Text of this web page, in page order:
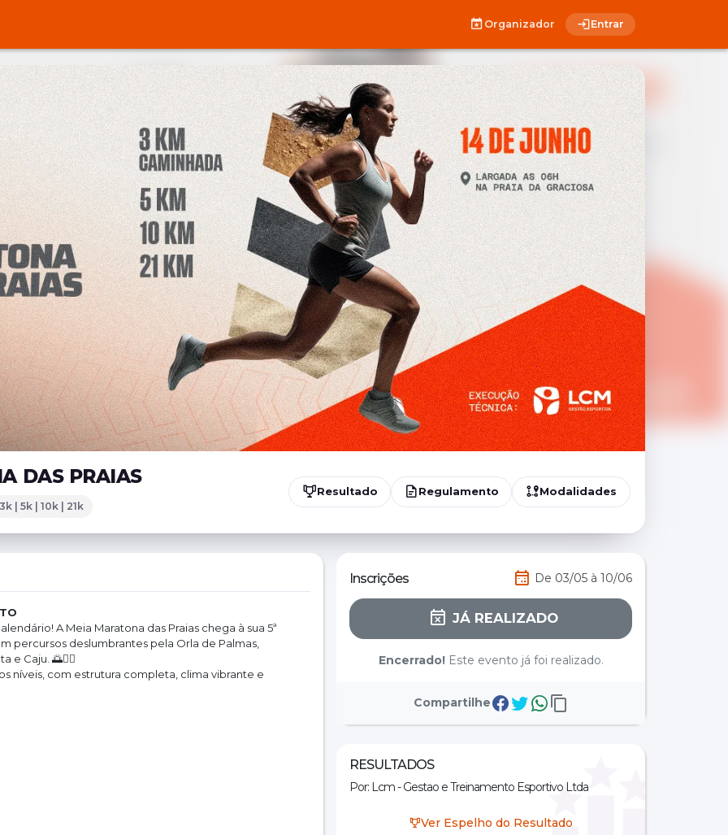
Organizador Entrar
DAS PRAIAS
3k | 5k | 10k | 21k
Resultado Regulamento Modalidades
A Meia Maratona das Praias chega à sua 5ª
percursos deslumbrantes pela Orla de Palmas,
e Caju. 🌅🏃‍♂️
níveis, com estrutura completa, clima vibrante e
Inscrições De 03/05 à 10/06
JÁ REALIZADO
Encerrado!Este evento já foi realizado.
Compartilhe
RESULTADOS
Por: Lcm - Gestao e Treinamento Esportivo Ltda
Ver Espelho do Resultado